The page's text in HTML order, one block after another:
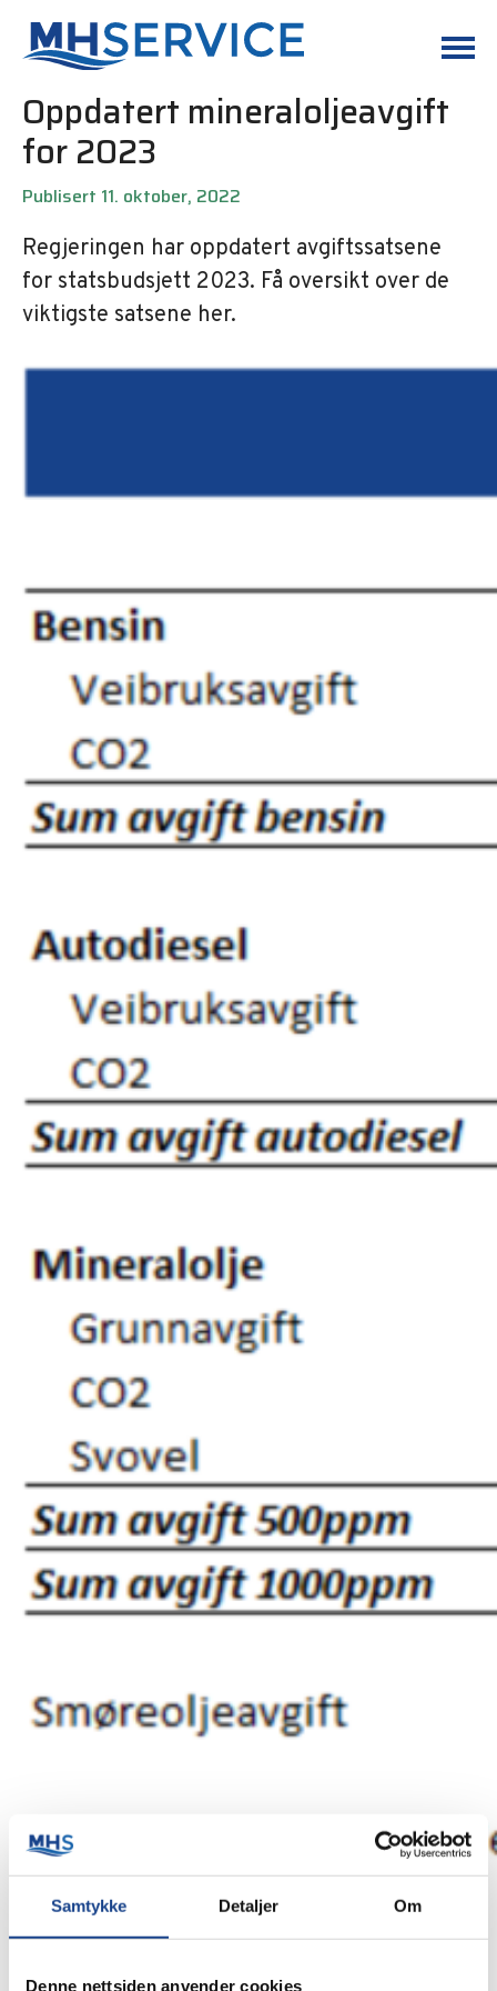
Samtykke Detaljer Om
Denne nettsiden anvender cookies
Oppdatert mineraloljeavgift
for 2023
Publisert 11. oktober, 2022
Regjeringen har oppdatert avgiftssatsene
for statsbudsjett 2023. Få oversikt over de
viktigste satsene her.
Vedtatt i statsbudsjett 2023
Publisert 14.12.2022